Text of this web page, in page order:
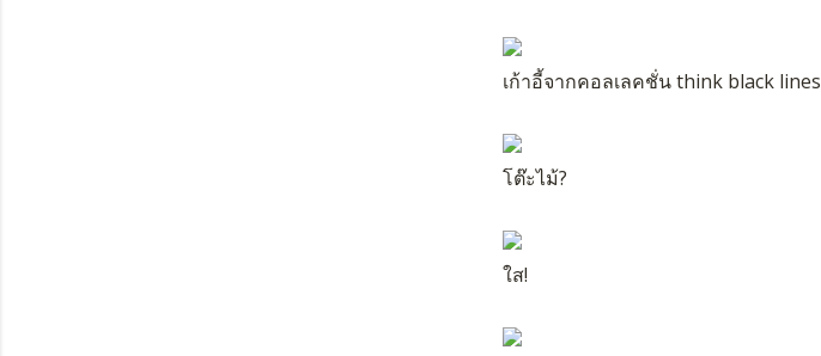
เก้าอี้จากคอลเลคชั่น think black lines
โต๊ะไม้?
ใส!